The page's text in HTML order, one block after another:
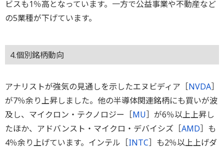
ビスも1％高となっています。一方で公益事業や不動産など
の5業種が下げています。
4.個別銘柄動向
アナリストが強気の見通しを示したエヌビディア［NVDA］
が7％余り上昇しました。他の半導体関連銘柄にも買いが波
及し、マイクロン・テクノロジー［MU］が6％以上上昇し
たほか、アドバンスト・マイクロ・デバイシズ［AMD］も
4％余り上げています。インテル［INTC］も2％以上上げダ